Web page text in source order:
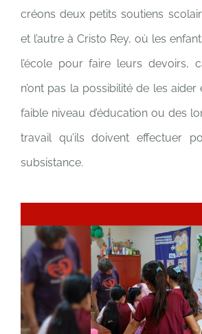
créons deux petits soutiens
et l’autre à Cristo Rey, où les
l’école pour faire leurs devoirs,
n’ont pas la possibilité de les
faible niveau d’éducation ou des
travail qu’ils doivent effectuer
subsistance.